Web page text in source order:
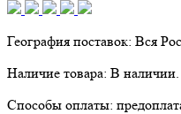
География поставок: Вся
Наличие товара: В наличии.
Способы оплаты: